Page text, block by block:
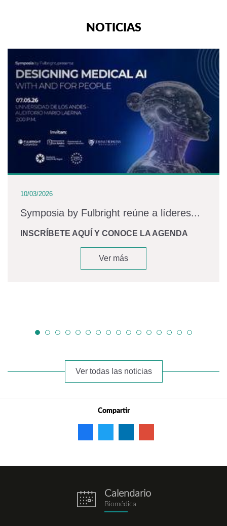
NOTICIAS
10/03/2026
Symposia by Fulbright reúne a líderes...
INSCRÍBETE AQUÍ Y CONOCE LA AGENDA
Ver más
Ver todas las noticias
Compartir
eventos.png
Calendario
Biomédica